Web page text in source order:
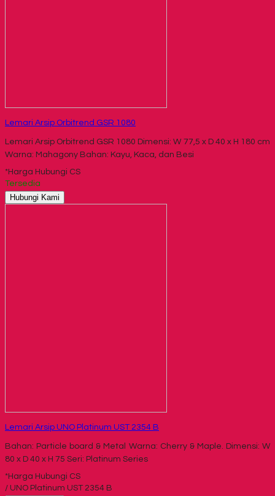
Lemari Arsip Orbitrend GSR 1080
Lemari Arsip Orbitrend GSR 1080 Dimensi: W 77,5 x D 40 x H 180 cm
Warna: Mahagony Bahan: Kayu, Kaca, dan Besi
*Harga Hubungi CS
Tersedia
Hubungi Kami
Lemari Arsip UNO Platinum UST 2354 B
Bahan: Particle board & Metal Warna: Cherry & Maple. Dimensi: W
80 x D 40 x H 75 Seri: Platinum Series
*Harga Hubungi CS
/ UNO Platinum UST 2354 B